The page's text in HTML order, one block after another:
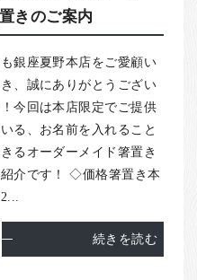
きのご案内
銀座夏野本店をご愛顧い
、誠にありがとうござい
今回は本店限定でご提供
いる、お名前を入れること
るオーダーメイド箸置き
介です！ ◇価格箸置き本
続きを読む